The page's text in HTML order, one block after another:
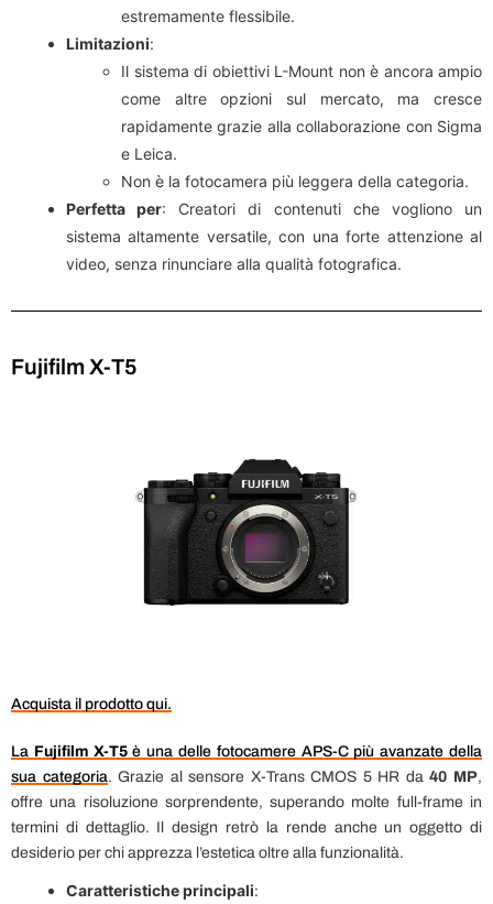
estremamente flessibile.
Limitazioni:
Il sistema di obiettivi L-Mount non è ancora ampio
come altre opzioni sul mercato, ma cresce
rapidamente grazie alla collaborazione con Sigma
e Leica.
Non è la fotocamera più leggera della categoria.
Perfetta per: Creatori di contenuti che vogliono un
sistema altamente versatile, con una forte attenzione al
video, senza rinunciare alla qualità fotografica.
Fujifilm X-T5
Acquista il prodotto qui.
La Fujifilm X-T5è una delle fotocamere APS-C più avanzate della
sua categoria. Grazie al sensore X-Trans CMOS 5 HR da40 MP,
offre una risoluzione sorprendente, superando molte full-frame in
termini di dettaglio. Il design retrò la rende anche un oggetto di
desiderio per chi apprezza l’estetica oltre alla funzionalità.
Caratteristiche principali: